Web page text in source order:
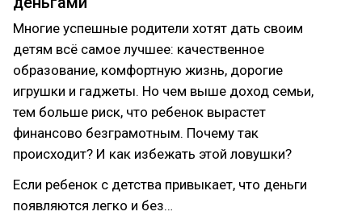
Многие успешные родители хотят дать своим
детям всё самое лучшее: качественное
образование, комфортную жизнь, дорогие
игрушки и гаджеты. Но чем выше доход семьи,
тем больше риск, что ребенок вырастет
финансово безграмотным. Почему так
происходит? И как избежать этой ловушки?
Если ребенок с детства привыкает, что деньги
появляются легко и без…